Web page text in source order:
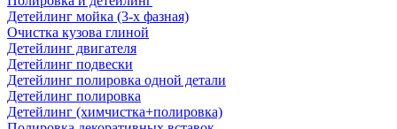
Детейлинг мойка (3-х фазная)
Очистка кузова глиной
Детейлинг двигателя
Детейлинг подвески
Детейлинг полировка одной детали
Детейлинг полировка
Детейлинг (химчистка+полировка)